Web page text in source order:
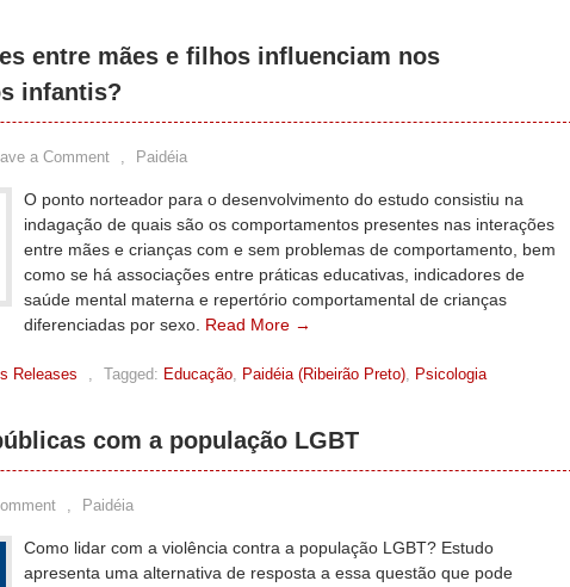
entre mães e filhos influenciam nos
infantis?
a Comment , Paidéia
O ponto norteador para o desenvolvimento do estudo consistiu na
indagação de quais são os comportamentos presentes nas interações
entre mães e crianças com e sem problemas de comportamento, bem
como se há associações entre práticas educativas, indicadores de
saúde mental materna e repertório comportamental de crianças
diferenciadas por sexo. Read More →
Releases , Tagged: Educação, Paidéia (Ribeirão Preto), Psicologia
com a população LGBT
, Paidéia
Como lidar com a violência contra a população LGBT? Estudo
apresenta uma alternativa de resposta a essa questão que pode